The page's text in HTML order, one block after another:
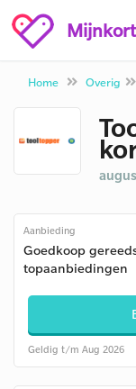
Home Overig
Aanbieding
Goedkoop
topaanbiedingen
Geldig t/m Aug 2026